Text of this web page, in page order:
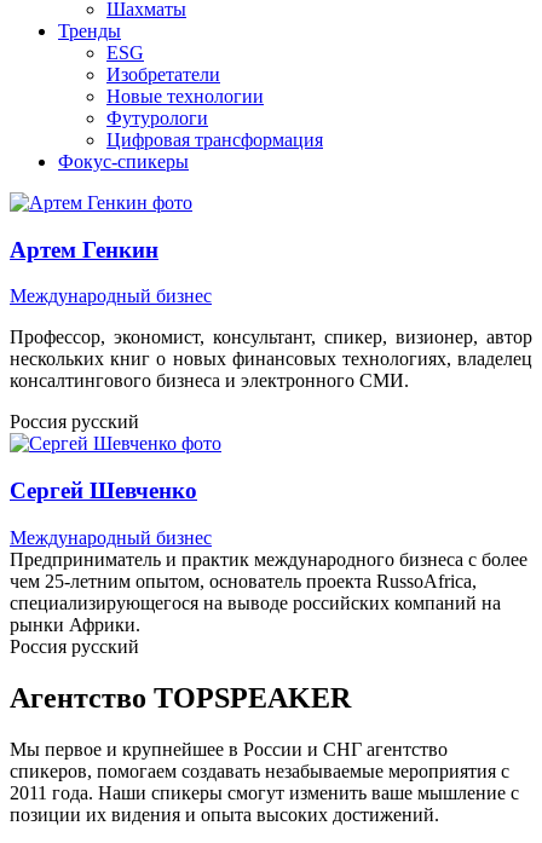
Шахматы
Тренды
ESG
Изобретатели
Новые технологии
Футурологи
Цифровая трансформация
Фокус-спикеры
Артем Генкин
Международный бизнес
Профессор, экономист, консультант, спикер, визионер, автор
нескольких книг о новых финансовых технологиях, владелец
консалтингового бизнеса и электронного СМИ.
Россия русский
Сергей Шевченко
Международный бизнес
Предприниматель и практик международного бизнеса с более
чем 25-летним опытом, основатель проекта RussoAfrica,
специализирующегося на выводе российских компаний на
рынки Африки.
Россия русский
Агентство TOPSPEAKER
Мы первое и крупнейшее в России и СНГ агентство
спикеров, помогаем создавать незабываемые мероприятия с
2011 года. Наши спикеры смогут изменить ваше мышление с
позиции их видения и опыта высоких достижений.